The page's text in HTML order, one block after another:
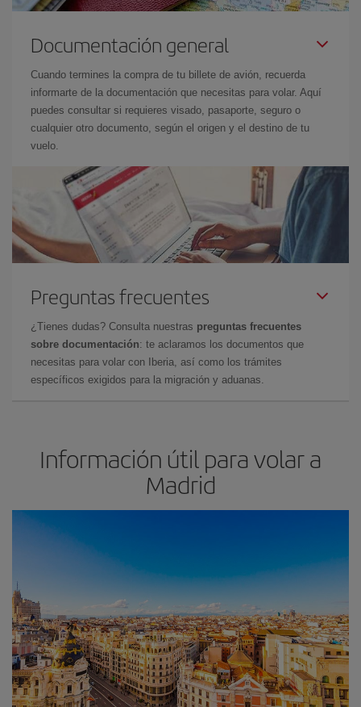
Documentación general
Cuando termines la compra de tu billete de avión, recuerda
informarte de la documentación que necesitas para volar. Aquí
puedes consultar si requieres visado, pasaporte, seguro o
cualquier otro documento, según el origen y el destino de tu
vuelo.
Preguntas frecuentes
¿Tienes dudas? Consulta nuestras preguntas frecuentes
sobre documentación: te aclaramos los documentos que
necesitas para volar con Iberia, así como los trámites
específicos exigidos para la migración y aduanas.
Información útil para volar a
Madrid